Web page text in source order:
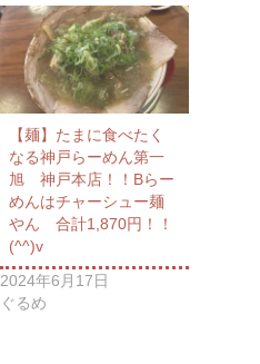
【麺】たまに食べたく
なる神戸らーめん第一
旭 神戸本店！！Bらー
めんはチャーシュー麺
やん 合計1,870円！！
(^^)v
2024年6月17日
ぐるめ